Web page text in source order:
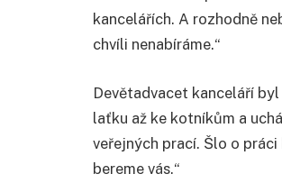
kancelářích. A rozhodně
chvíli nenabíráme.“
Devětadvacet kanceláří
laťku až ke kotníkům a
veřejných prací. Šlo o
bereme vás.“